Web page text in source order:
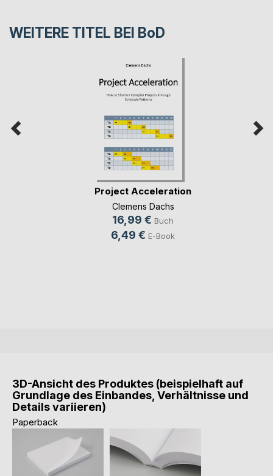
WEITERE TITEL BEI BoD
Project Acceleration
Clemens Dachs
16,99 € Buch
6,49 € E-Book
3D-Ansicht des Produktes (beispielhaft auf
Grundlage des Einbandes, Verhältnisse und
Details variieren)
Paperback